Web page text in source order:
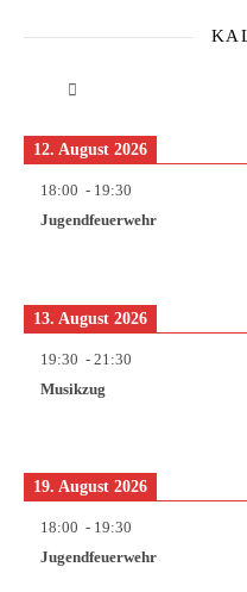
12. August 2026
18:00 - 19:30
Jugendfeuerwehr
13. August 2026
19:30 - 21:30
Musikzug
19. August 2026
18:00 - 19:30
Jugendfeuerwehr